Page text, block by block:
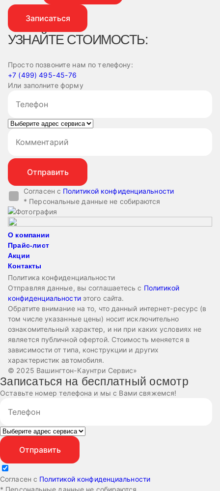
Записаться
УЗНАЙТЕ СТОИМОСТЬ:
Просто позвоните нам по телефону:
+7 (499) 495-45-76
Или заполните форму
Согласен с Политикой конфиденциальности
* Персональные данные не собираются
О компании
Прайс-лист
Акции
Контакты
Политика конфиденциальности
Отправляя данные, вы соглашаетесь с Политикой
конфиденциальностиэтого сайта.
Обратите внимание на то, что данный интернет-ресурс (в
том числе указанные цены) носит исключительно
ознакомительный характер, и ни при каких условиях не
является публичной офертой. Стоимость меняется в
зависимости от типа, конструкции и других
характеристик автомобиля.
© 2025 Вашингтон-Каунтри Сервис»
Записаться на бесплатный осмотр
Оставьте номер телефона и мы с Вами свяжемся!
Согласен с Политикой конфиденциальности
* Персональные данные не собираются